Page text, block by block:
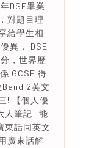
DSE畢業
對題目理
給學生相
異， DSE
，世界歷
IGCSE 得
2英文
! 【個人優
人筆記 -能
東話同英文
廣東話解